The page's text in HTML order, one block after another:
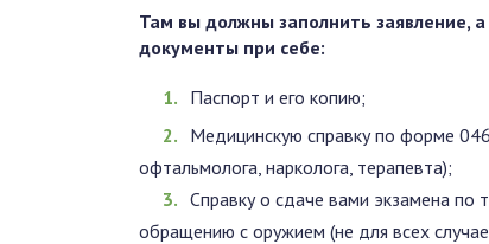
Там вы должны заполнить заявление,
документы при себе:
Паспорт и его копию;
Медицинскую справку по форме
офтальмолога, нарколога, терапевта);
Справку о сдаче вами экзамена по
обращению с оружием (не для всех